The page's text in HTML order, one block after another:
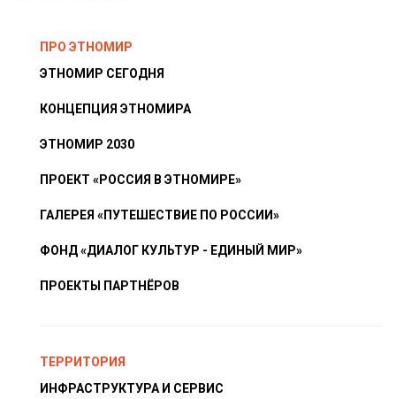
ПРО ЭТНОМИР
ЭТНОМИР СЕГОДНЯ
КОНЦЕПЦИЯ ЭТНОМИРА
ЭТНОМИР 2030
ПРОЕКТ «РОССИЯ В ЭТНОМИРЕ»
ГАЛЕРЕЯ «ПУТЕШЕСТВИЕ ПО РОССИИ»
ФОНД «ДИАЛОГ КУЛЬТУР - ЕДИНЫЙ МИР»
ПРОЕКТЫ ПАРТНЁРОВ
ТЕРРИТОРИЯ
ИНФРАСТРУКТУРА И СЕРВИС